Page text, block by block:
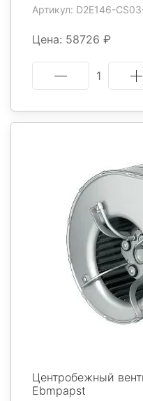
Артикул: D2E146-
Цена: 58726 ₽
1
Центробежный
Ebmpapst